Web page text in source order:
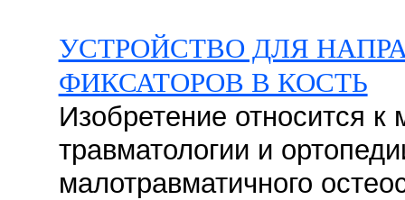
УСТРОЙСТВО ДЛЯ
ФИКСАТОРОВ В КОСТЬ
Изобретение относится
травматологии и
малотравматичного